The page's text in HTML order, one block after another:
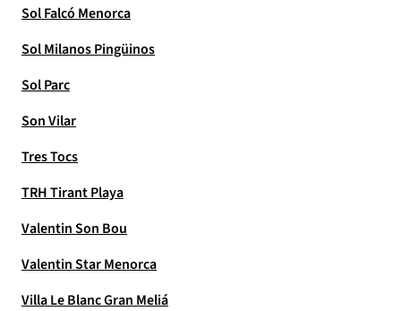
Sol Falcó Menorca
Sol Milanos Pingüinos
Sol Parc
Son Vilar
Tres Tocs
TRH Tirant Playa
Valentin Son Bou
Valentin Star Menorca
Villa Le Blanc Gran Meliá